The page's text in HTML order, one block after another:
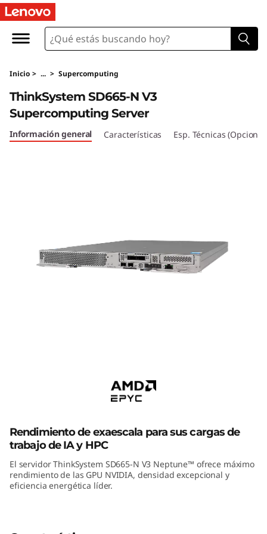
T
h
n
k
S
N
V
Inicio > ... > Supercomputing
ThinkSystem SD665-N V3
Supercomputing Server
Información general Características Esp. Técnicas
Rendimiento de exaescala para sus cargas de
trabajo de IA y HPC
El servidor ThinkSystem SD665-N V3 Neptune™ ofrece máximo
rendimiento de las GPU NVIDIA, densidad excepcional y
eficiencia energética líder.